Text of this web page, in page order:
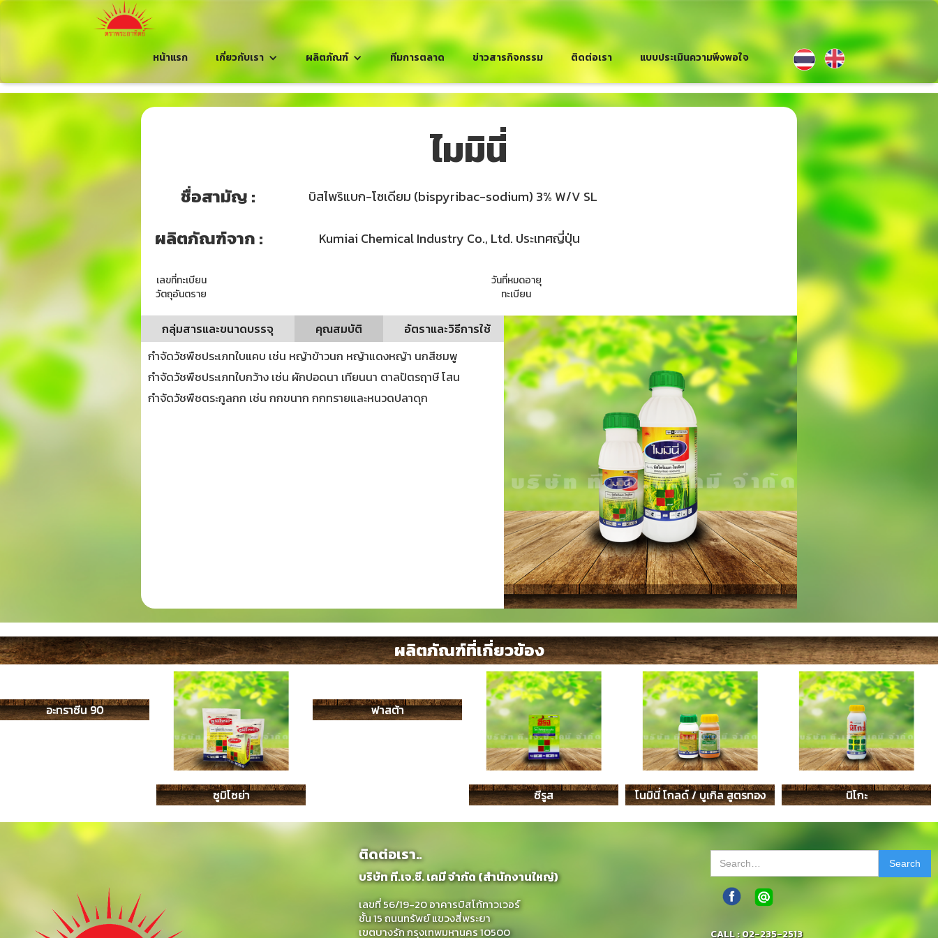
หน้าแรก เกี่ยวกับเรา ผลิตภัณฑ์ ทีมการตลาด ข่าวสารกิจกรรม ติดต่อเรา แบบประเมินความพึงพอใจ
ไมมินี่
ชื่อสามัญ : บิสไพริแบก-โซเดียม (bispyribac-sodium) 3% W/V SL
ผลิตภัณฑ์จาก : Kumiai Chemical Industry Co., Ltd. ประเทศญี่ปุ่น
เลขที่ทะเบียน
วัตถุอันตราย
วันที่หมดอายุ
ทะเบียน
กลุ่มสารและขนาดบรรจุ คุณสมบัติ
อัตราและวิธีการใช้
กำจัดวัชพืชประเภทใบแคบ เช่น หญ้าข้าวนก หญ้าแดงหญ้า นกสีชมพู
กำจัดวัชพืชประเภทใบกว้าง เช่น ผักปอดนา เทียนนา ตาลปัตรฤาษี โสน
กำจัดวัชพืชตระกูลกก เช่น กกขนาก กกทรายและหนวดปลาดุก
ผลิตภัณฑ์ที่เกี่ยวข้อง
อะทราซีน 90
ซูมิโซย่า
ฟาสต้า
ซีรูส โนมินี่ โกลด์ / บูเกิล สูตรทอง นิโกะ
ติดต่อเรา..
บริษัท ที.เจ.ซี. เคมี จำกัด (สำนักงานใหญ่)
เลขที่ 56/19-20 อาคารบิสโก้ทาวเวอร์
ชั้น 15 ถนนทรัพย์ แขวงสี่พระยา
เขตบางรัก กรุงเทพมหานคร 10500
CALL : 02-235-2513